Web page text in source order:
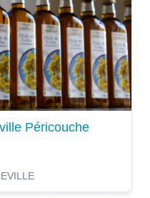
Péricouche